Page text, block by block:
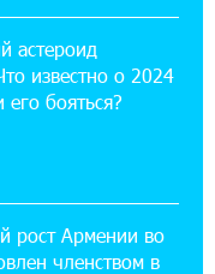
шанс уйти
и обслуживания
ул. Шаумяна, 24/2
не был в составе
астероид
известно о 2024
его бояться?
рост Армении во
членством в